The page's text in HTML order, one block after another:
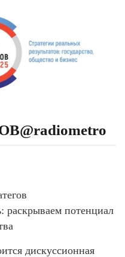
потенциал
дискуссионная